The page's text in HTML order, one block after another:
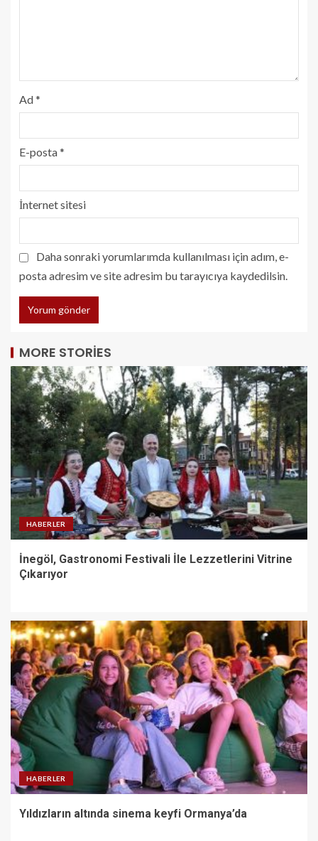
Ad*
E-posta*
İnternet sitesi
Daha sonraki yorumlarımda kullanılması için adım, e-
posta adresim ve site adresim bu tarayıcıya kaydedilsin.
MORE STORIES
HABERLER
İnegöl, Gastronomi Festivali İle Lezzetlerini Vitrine
Çıkarıyor
HABERLER
Yıldızların altında sinema keyfi Ormanya’da